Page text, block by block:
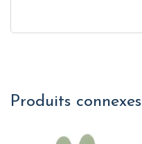
Produits connexes